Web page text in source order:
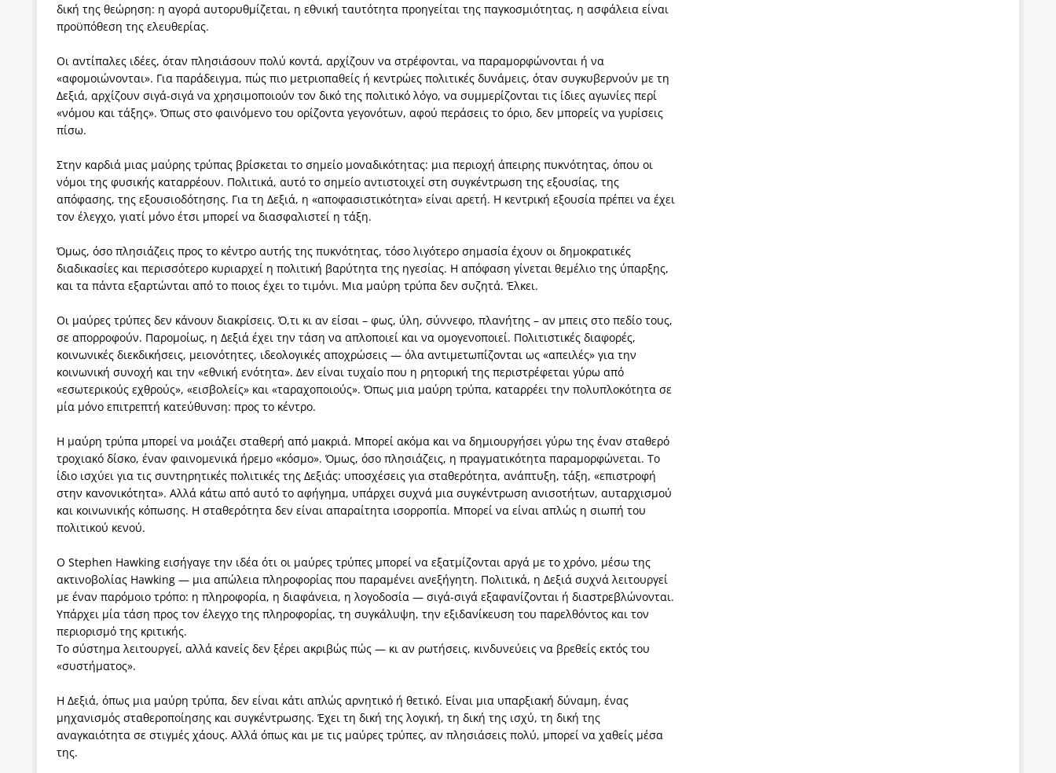
δική της θεώρηση: η αγορά αυτορυθμίζεται, η εθνική ταυτότητα προηγείται της παγκοσμιότητας, η ασφάλεια είναι
προϋπόθεση της ελευθερίας.
Οι αντίπαλες ιδέες, όταν πλησιάσουν πολύ κοντά, αρχίζουν να στρέφονται, να παραμορφώνονται ή να
«αφομοιώνονται». Για παράδειγμα, πώς πιο μετριοπαθείς ή κεντρώες πολιτικές δυνάμεις, όταν συγκυβερνούν με τη
Δεξιά, αρχίζουν σιγά-σιγά να χρησιμοποιούν τον δικό της πολιτικό λόγο, να συμμερίζονται τις ίδιες αγωνίες περί
«νόμου και τάξης». Όπως στο φαινόμενο του ορίζοντα γεγονότων, αφού περάσεις το όριο, δεν μπορείς να γυρίσεις
πίσω.
Στην καρδιά μιας μαύρης τρύπας βρίσκεται το σημείο μοναδικότητας: μια περιοχή άπειρης πυκνότητας, όπου οι
νόμοι της φυσικής καταρρέουν. Πολιτικά, αυτό το σημείο αντιστοιχεί στη συγκέντρωση της εξουσίας, της
απόφασης, της εξουσιοδότησης. Για τη Δεξιά, η «αποφασιστικότητα» είναι αρετή. Η κεντρική εξουσία πρέπει να έχει
τον έλεγχο, γιατί μόνο έτσι μπορεί να διασφαλιστεί η τάξη.
Όμως, όσο πλησιάζεις προς το κέντρο αυτής της πυκνότητας, τόσο λιγότερο σημασία έχουν οι δημοκρατικές
διαδικασίες και περισσότερο κυριαρχεί η πολιτική βαρύτητα της ηγεσίας. Η απόφαση γίνεται θεμέλιο της ύπαρξης,
και τα πάντα εξαρτώνται από το ποιος έχει το τιμόνι. Μια μαύρη τρύπα δεν συζητά. Έλκει.
Οι μαύρες τρύπες δεν κάνουν διακρίσεις. Ό,τι κι αν είσαι – φως, ύλη, σύννεφο, πλανήτης – αν μπεις στο πεδίο τους,
σε απορροφούν. Παρομοίως, η Δεξιά έχει την τάση να απλοποιεί και να ομογενοποιεί. Πολιτιστικές διαφορές,
κοινωνικές διεκδικήσεις, μειονότητες, ιδεολογικές αποχρώσεις — όλα αντιμετωπίζονται ως «απειλές» για την
κοινωνική συνοχή και την «εθνική ενότητα». Δεν είναι τυχαίο που η ρητορική της περιστρέφεται γύρω από
«εσωτερικούς εχθρούς», «εισβολείς» και «ταραχοποιούς». Όπως μια μαύρη τρύπα, καταρρέει την πολυπλοκότητα σε
μία μόνο επιτρεπτή κατεύθυνση: προς το κέντρο.
Η μαύρη τρύπα μπορεί να μοιάζει σταθερή από μακριά. Μπορεί ακόμα και να δημιουργήσει γύρω της έναν σταθερό
τροχιακό δίσκο, έναν φαινομενικά ήρεμο «κόσμο». Όμως, όσο πλησιάζεις, η πραγματικότητα παραμορφώνεται. Το
ίδιο ισχύει για τις συντηρητικές πολιτικές της Δεξιάς: υποσχέσεις για σταθερότητα, ανάπτυξη, τάξη, «επιστροφή
στην κανονικότητα». Αλλά κάτω από αυτό το αφήγημα, υπάρχει συχνά μια συγκέντρωση ανισοτήτων, αυταρχισμού
και κοινωνικής κόπωσης. Η σταθερότητα δεν είναι απαραίτητα ισορροπία. Μπορεί να είναι απλώς η σιωπή του
πολιτικού κενού.
Ο Stephen Hawking εισήγαγε την ιδέα ότι οι μαύρες τρύπες μπορεί να εξατμίζονται αργά με το χρόνο, μέσω της
ακτινοβολίας Hawking — μια απώλεια πληροφορίας που παραμένει ανεξήγητη. Πολιτικά, η Δεξιά συχνά λειτουργεί
με έναν παρόμοιο τρόπο: η πληροφορία, η διαφάνεια, η λογοδοσία — σιγά-σιγά εξαφανίζονται ή διαστρεβλώνονται.
Υπάρχει μία τάση προς τον έλεγχο της πληροφορίας, τη συγκάλυψη, την εξιδανίκευση του παρελθόντος και τον
περιορισμό της κριτικής.
Το σύστημα λειτουργεί, αλλά κανείς δεν ξέρει ακριβώς πώς — κι αν ρωτήσεις, κινδυνεύεις να βρεθείς εκτός του
«συστήματος».
Η Δεξιά, όπως μια μαύρη τρύπα, δεν είναι κάτι απλώς αρνητικό ή θετικό. Είναι μια υπαρξιακή δύναμη, ένας
μηχανισμός σταθεροποίησης και συγκέντρωσης. Έχει τη δική της λογική, τη δική της ισχύ, τη δική της
αναγκαιότητα σε στιγμές χάους. Αλλά όπως και με τις μαύρες τρύπες, αν πλησιάσεις πολύ, μπορεί να χαθείς μέσα
της.